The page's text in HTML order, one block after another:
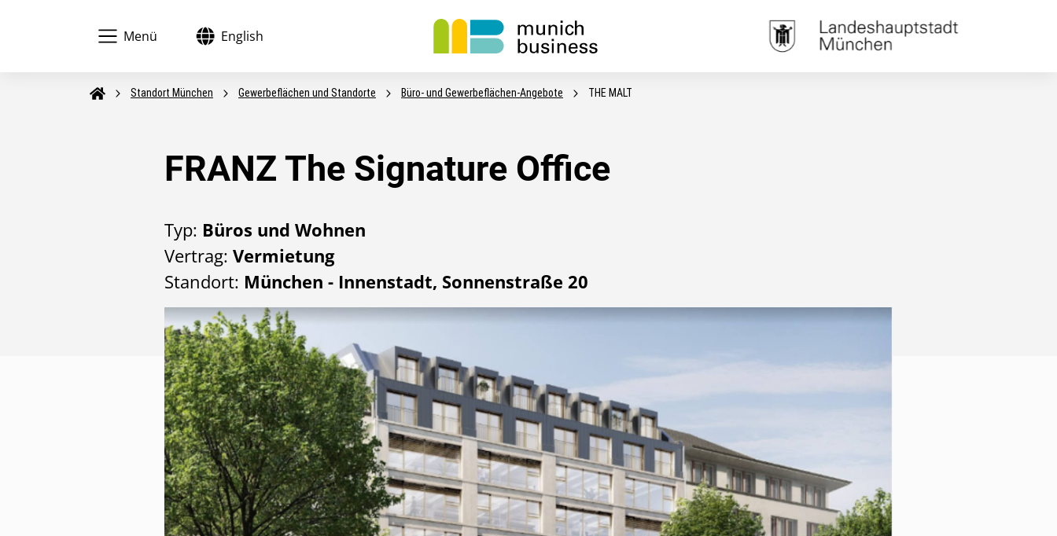
Menü Sprache wechseln:
English
StartseiteStandort München Gewerbeflächen und Standorte Büro- und Gewerbeflächen-Angebote THE MALT
FRANZ The Signature Office
Typ: Büros und Wohnen
Vertrag: Vermietung
Standort: München - Innenstadt, Sonnenstraße 20